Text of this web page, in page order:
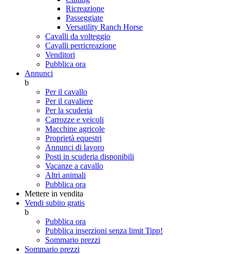
Ricreazione
Passeggiate
Versatility Ranch Horse
Cavalli da volteggio
Cavalli perricreazione
Venditori
Pubblica ora
Annunci
b
Per il cavallo
Per il cavaliere
Per la scuderia
Carrozze e veicoli
Macchine agricole
Proprietà equestri
Annunci di lavoro
Posti in scuderia disponibili
Vacanze a cavallo
Altri animali
Pubblica ora
Mettere in vendita
Vendi subito gratis
b
Pubblica ora
Pubblica inserzioni senza limit Tipp!
Sommario prezzi
Sommario prezzi